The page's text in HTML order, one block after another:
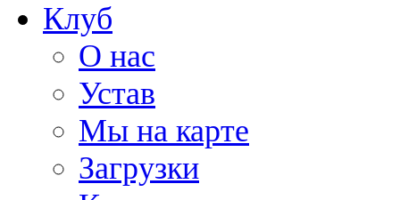
Клуб
О нас
Устав
Мы на карте
Загрузки